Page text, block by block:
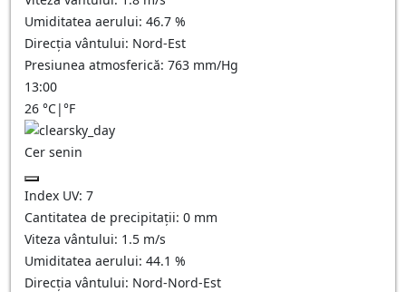
Umiditatea aerului: 46.7 %
Direcția vântului: Nord-Est
Presiunea atmosferică: 763 mm/Hg
13:00
26 °C|°F
Cer senin
Index UV: 7
Cantitatea de precipitații: 0 mm
Viteza vântului: 1.5 m/s
Umiditatea aerului: 44.1 %
Direcția vântului: Nord-Nord-Est